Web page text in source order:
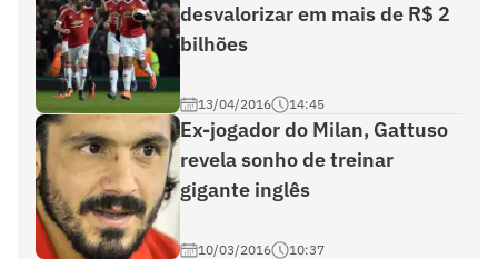
desvalorizar em mais de R$ 2
bilhões
13/04/2016 14:45
Ex-jogador do Milan, Gattuso
revela sonho de treinar
gigante inglês
10/03/2016 10:37